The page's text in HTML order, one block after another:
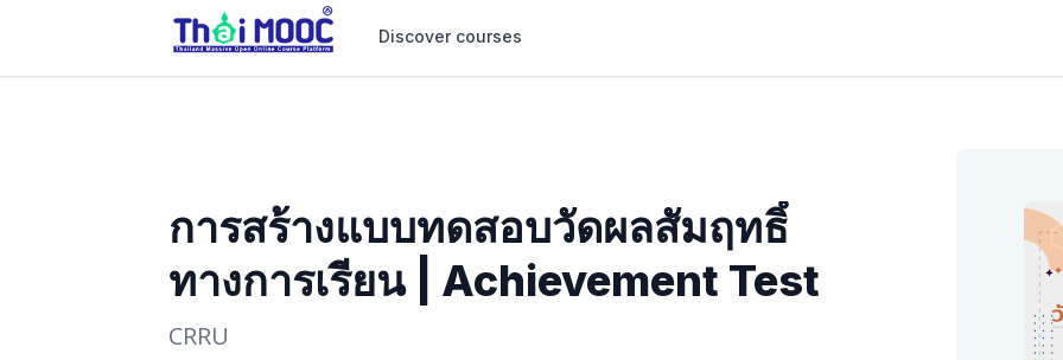
Discover courses
การสร้างแบบทดสอบวัดผลสัมฤทธิ์
ทางการเรียน | Achievement Test
CRRU